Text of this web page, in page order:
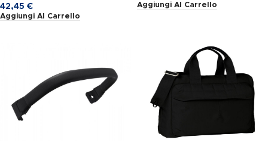
42,45 €
Aggiungi Al Carrello
Aggiungi Al Carrello